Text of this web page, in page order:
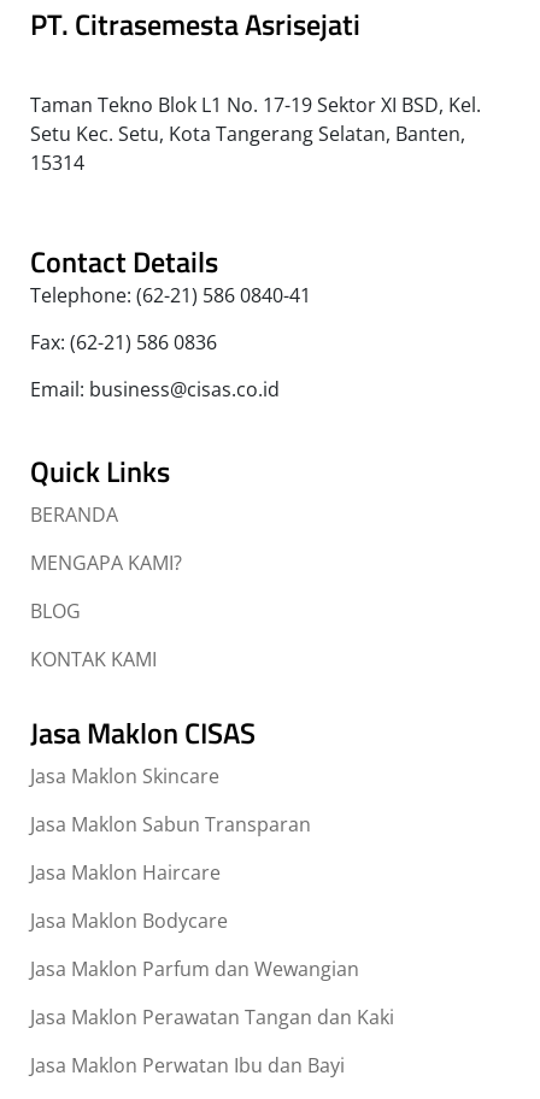
PT. Citrasemesta Asrisejati
Taman Tekno Blok L1 No. 17-19 Sektor XI BSD, Kel.
Setu Kec. Setu, Kota Tangerang Selatan, Banten,
15314
Contact Details
Telephone: (62-21) 586 0840-41
Fax: (62-21) 586 0836
Email: business@cisas.co.id
Quick Links
BERANDA
MENGAPA KAMI?
BLOG
KONTAK KAMI
Jasa Maklon CISAS
Jasa Maklon Skincare
Jasa Maklon Sabun Transparan
Jasa Maklon Haircare
Jasa Maklon Bodycare
Jasa Maklon Parfum dan Wewangian
Jasa Maklon Perawatan Tangan dan Kaki
Jasa Maklon Perwatan Ibu dan Bayi